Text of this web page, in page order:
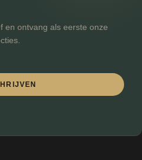
en ontvang als eerste onze